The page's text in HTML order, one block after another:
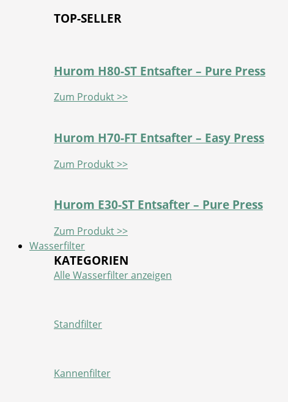
TOP-SELLER
Hurom H80-ST Entsafter – Pure Press
Zum Produkt >>
Hurom H70-FT Entsafter – Easy Press
Zum Produkt >>
Hurom E30-ST Entsafter – Pure Press
Zum Produkt >>
Wasserfilter
KATEGORIEN
Alle Wasserfilter anzeigen
Standfilter
Kannenfilter